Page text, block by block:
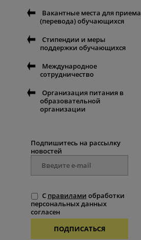
Вакантные места для приема
(перевода) обучающихся
Стипендии и меры
поддержки обучающихся
Международное
сотрудничество
Организация питания в
образовательной
организации
Подпишитесь на рассылку
новостей
С правилами обработки
персональных данных
согласен
ПОДПИСАТЬСЯ